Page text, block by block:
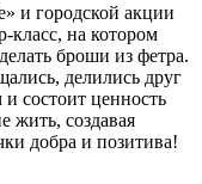
и городской акции
класс, на котором
броши из фетра.
делились друг
состоит ценность
жить, создавая
добра и позитива!